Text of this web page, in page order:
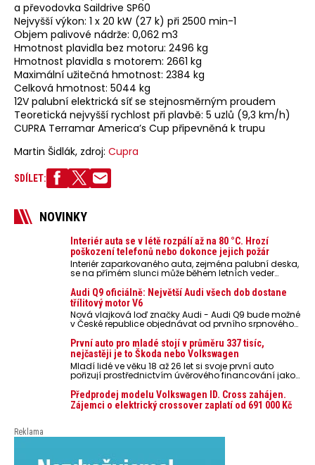
a převodovka Saildrive SP60
Nejvyšší výkon: 1 x 20 kW (27 k) při 2500 min-1
Objem palivové nádrže: 0,062 m3
Hmotnost plavidla bez motoru: 2496 kg
Hmotnost plavidla s motorem: 2661 kg
Maximální užitečná hmotnost: 2384 kg
Celková hmotnost: 5044 kg
12V palubní elektrická síť se stejnosměrným proudem
Teoretická nejvyšší rychlost při plavbě: 5 uzlů (9,3 km/h)
CUPRA Terramar America’s Cup připevněná k trupu
Martin Šidlák, zdroj: Cupra
SDÍLET:
NOVINKY
Interiér auta se v létě rozpálí až na 80 °C. Hrozí
poškození telefonů nebo dokonce jejich požár
Interiér zaparkovaného auta, zejména palubní deska,
se na přímém slunci může během letních veder
nebezpečí pro odložené mobilní telefony, powerbanky
nebo notebooky. Můžou urychlit stárnutí baterií,
poškodit elektroniku a ve výjimečných případech i
zvýšit riziko požáru.
Audi Q9 oficiálně: Největší Audi všech dob dostane
třílitový motor V6
Nová vlajková loď značky Audi - Audi Q9 bude možné
v České republice objednávat od prvního srpnového
První auto pro mladé stojí v průměru 337 tisíc,
nejčastěji je to Škoda nebo Volkswagen
Mladí lidé ve věku 18 až 26 let si svoje první auto
pořizují prostřednictvím úvěrového financování jako
auto. Průměrná pořizovací cena vozu dosahuje 337
tisíc korun a průměrná financovaná částka
přesahuje 251 tisíc korun. Vyplývá to z dat Leasingu
Předprodej modelu Volkswagen ID. Cross zahájen.
Zájemci o elektrický crossover zaplatí od 691 000 Kč
Reklama